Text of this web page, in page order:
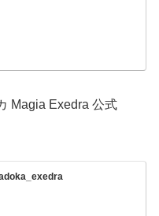
Magia Exedra 公式